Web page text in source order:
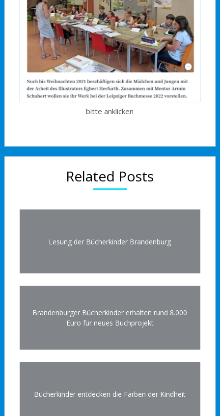
bitte anklicken
Related Posts
Lesung der Bücherkinder Brandenburg
Brandenburger Bücherkinder erhalten rund 8.000
Euro für neues Buchprojekt
Bücherkinder entdecken die Farben der Kindheit